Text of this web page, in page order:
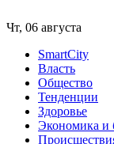
Чт, 06 августа
SmartCity
Власть
Общество
Тенденции
Здоровье
Экономика и